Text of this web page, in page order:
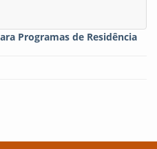
Programas de Residência